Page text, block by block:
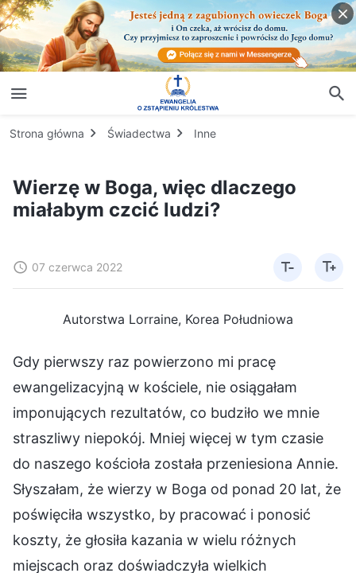
Strona główna Świadectwa Inne
Wierzę w Boga, więc dlaczego
miałabym czcić ludzi?
07 czerwca 2022
Autorstwa Lorraine, Korea Południowa
Gdy pierwszy raz powierzono mi pracę
ewangelizacyjną w kościele, nie osiągałam
imponujących rezultatów, co budziło we mnie
straszliwy niepokój. Mniej więcej w tym czasie
do naszego kościoła została przeniesiona Annie.
Słyszałam, że wierzy w Boga od ponad 20 lat, że
poświęciła wszystko, by pracować i ponosić
koszty, że głosiła kazania w wielu różnych
miejscach oraz doświadczyła wielkich